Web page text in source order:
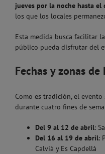
jueves por la noche hasta el
los que los locales
Esta medida busca facilitar
público pueda disfrutar del
Fechas y zonas
Como es tradición, el
durante cuatro fines de
Del 9 al 12 de abril:
Del 16 al 19 de abril:
Calvià y Es Capdellà